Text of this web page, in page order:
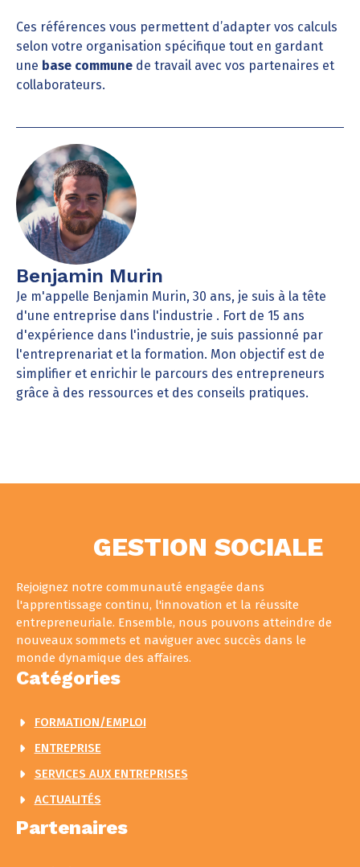
Ces références vous permettent d’adapter vos calculs
selon votre organisation spécifique tout en gardant
une base commune de travail avec vos partenaires et
collaborateurs.
Benjamin Murin
Je m'appelle Benjamin Murin, 30 ans, je suis à la tête
d'une entreprise dans l'industrie . Fort de 15 ans
d'expérience dans l'industrie, je suis passionné par
l'entreprenariat et la formation. Mon objectif est de
simplifier et enrichir le parcours des entrepreneurs
grâce à des ressources et des conseils pratiques.
GESTION SOCIALE
Rejoignez notre communauté engagée dans
l'apprentissage continu, l'innovation et la réussite
entrepreneuriale. Ensemble, nous pouvons atteindre de
nouveaux sommets et naviguer avec succès dans le
monde dynamique des affaires.
Catégories
FORMATION/EMPLOI
ENTREPRISE
SERVICES AUX ENTREPRISES
ACTUALITÉS
Partenaires